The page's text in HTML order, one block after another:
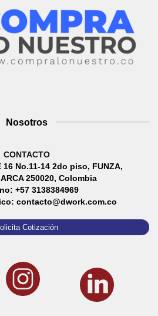
Nosotros
CONTACTO
No.11-14 2do piso, FUNZA,
250020, Colombia
+57 3138384969
contacto@dwork.com.co
Cotización